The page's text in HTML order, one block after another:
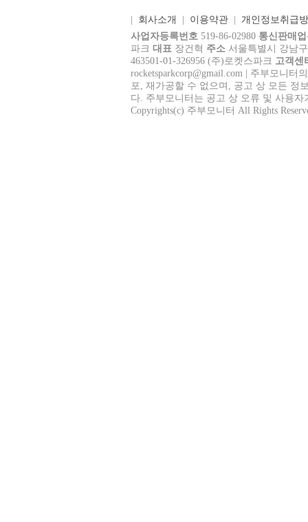
회사소개 이용약관
개인정보취급
사업자등록번호 519-86-02980 통신판매
파크 대표 장건혁 주소 서울특별시 강남
463501-01-326956 (주)로켓스파크 고객센
rocketsparkcorp@gmail.com
| 주부모니터
포, 재가공할 수 없으며, 공고 상 모든 정
다. 주부모니터는 공고 상 오류 및 사용
Copyrights(c) 주부모니터 All Rights